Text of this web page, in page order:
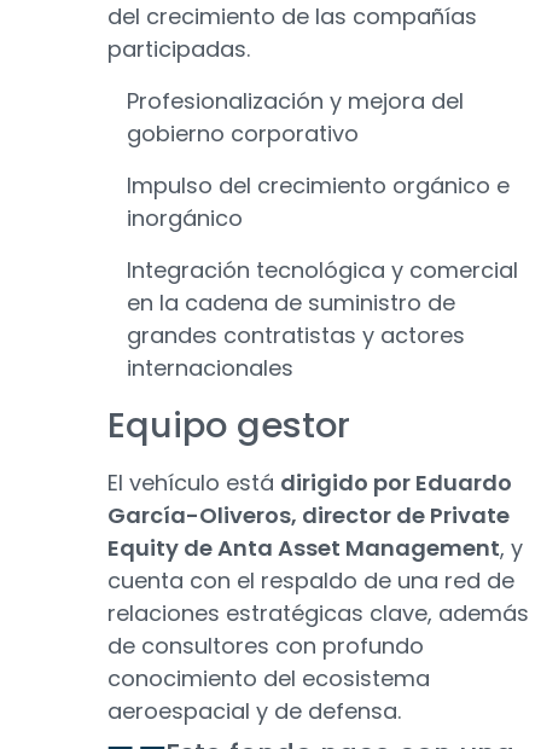
del crecimiento de las compañías
participadas.
Profesionalización y mejora del
gobierno corporativo
Impulso del crecimiento orgánico e
inorgánico
Integración tecnológica y comercial
en la cadena de suministro de
grandes contratistas y actores
internacionales
Equipo gestor
El vehículo está dirigido por Eduardo
García-Oliveros, director de Private
Equity de Anta Asset Management, y
cuenta con el respaldo de una red de
relaciones estratégicas clave, además
de consultores con profundo
conocimiento del ecosistema
aeroespacial y de defensa.